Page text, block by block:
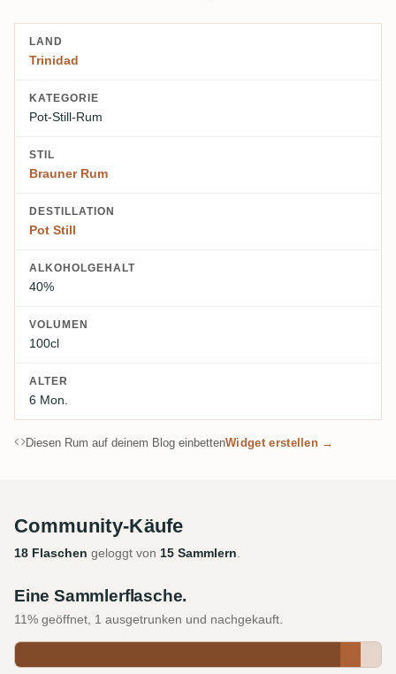
LAND
Trinidad
KATEGORIE
Pot-Still-Rum
STIL
Brauner Rum
DESTILLATION
Pot Still
ALKOHOLGEHALT
40%
VOLUMEN
100cl
ALTER
6 Mon.
Diesen Rum auf deinem Blog einbettenWidget erstellen →
Community-Käufe
18 Flaschen geloggt von 15 Sammlern.
Eine Sammlerflasche.
11% geöffnet, 1 ausgetrunken und nachgekauft.